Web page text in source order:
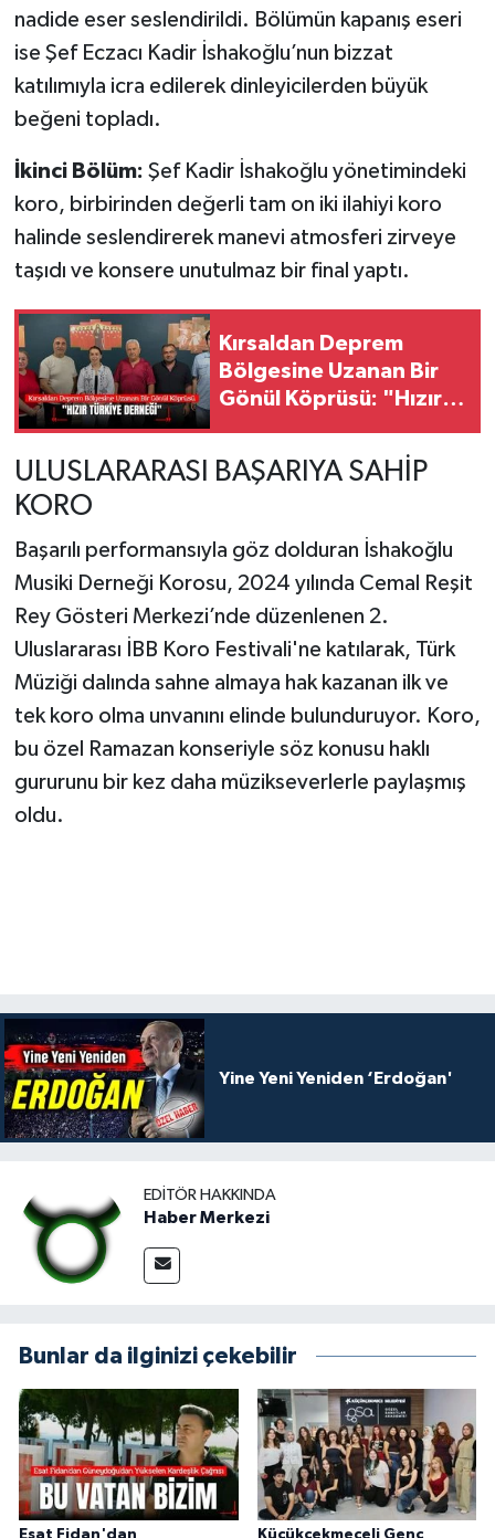
nadide eser seslendirildi. Bölümün kapanış eseri
ise Şef Eczacı Kadir İshakoğlu’nun bizzat
katılımıyla icra edilerek dinleyicilerden büyük
beğeni topladı.
İkinci Bölüm: Şef Kadir İshakoğlu yönetimindeki
koro, birbirinden değerli tam on iki ilahiyi koro
halinde seslendirerek manevi atmosferi zirveye
taşıdı ve konsere unutulmaz bir final yaptı.
Kırsaldan Deprem
Bölgesine Uzanan Bir
Gönül Köprüsü: "Hızır
ULUSLARARASI BAŞARIYA SAHİP
KORO
Başarılı performansıyla göz dolduran İshakoğlu
Musiki Derneği Korosu, 2024 yılında Cemal Reşit
Rey Gösteri Merkezi’nde düzenlenen 2.
Uluslararası İBB Koro Festivali'ne katılarak, Türk
Müziği dalında sahne almaya hak kazanan ilk ve
tek koro olma unvanını elinde bulunduruyor. Koro,
bu özel Ramazan konseriyle söz konusu haklı
gururunu bir kez daha müzikseverlerle paylaşmış
oldu.
Yine Yeni Yeniden ‘Erdoğan'
EDITÖR HAKKINDA
Haber Merkezi
Bunlar da ilginizi çekebilir
Esat Fidan'dan Küçükçekmeceli Genç